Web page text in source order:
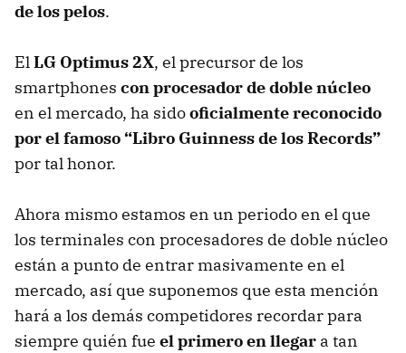
de los pelos.
ElLG Optimus 2X, el precursor de los
smartphones con procesador de doble núcleo
en el mercado, ha sidooficialmente reconocido
por el famoso “Libro Guinness de los Records”
por tal honor.
Ahora mismo estamos en un periodo en el que
los terminales con procesadores de doble núcleo
están a punto de entrar masivamente en el
mercado, así que suponemos que esta mención
hará a los demás competidores recordar para
siempre quién fue el primero en llegar a tan